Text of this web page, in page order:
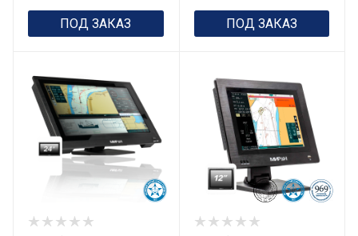
ПОД ЗАКАЗ ПОД ЗАКАЗ